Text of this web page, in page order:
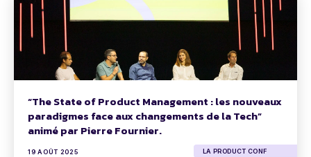
“The State of Product Management : les nouveaux
paradigmes face aux changements de la Tech”
animé par Pierre Fournier.
19 AOÛT 2025 LA PRODUCT CONF